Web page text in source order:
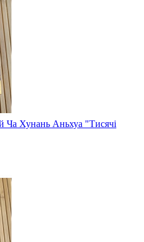
Ча Хунань Аньхуа "Тисячі